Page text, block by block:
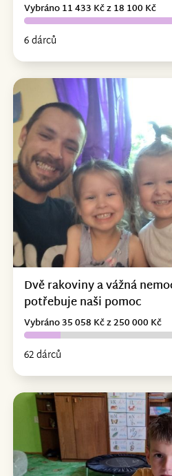
6 dárců
Vybráno 11 433 Kč z 18 100 Kč
Dvě rakoviny a vážná
potřebuje naši pomoc
62 dárců
Vybráno 35 058 Kč z 250 000 Kč